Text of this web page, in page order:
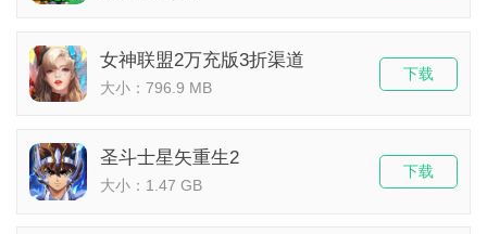
女神联盟2万充版3折渠道
大小：796.9 MB
下载
圣斗士星矢重生2
大小：1.47 GB
下载